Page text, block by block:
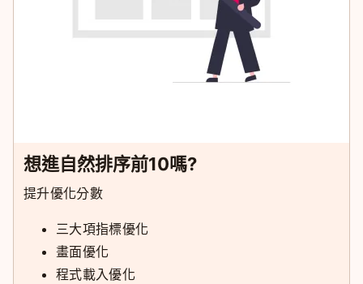
想進自然排序前10嗎?
提升優化分數
三大項指標優化
畫面優化
程式載入優化